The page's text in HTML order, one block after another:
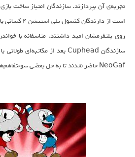
تجربه‌ی آن بپردازند. سازندگان امتیاز ساخت
است از
روی پلتفرمشان امید داشتند. متاسفانه با
NeoGaf حاضر شدند تا به حل بعضی سوءتفاهم‌ها بپردازند.